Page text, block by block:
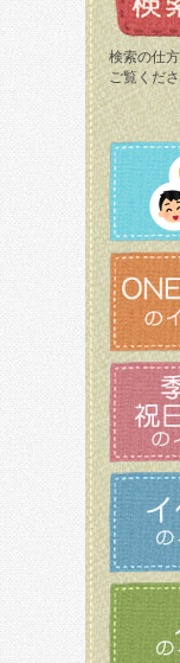
検索の仕
ご覧くださ